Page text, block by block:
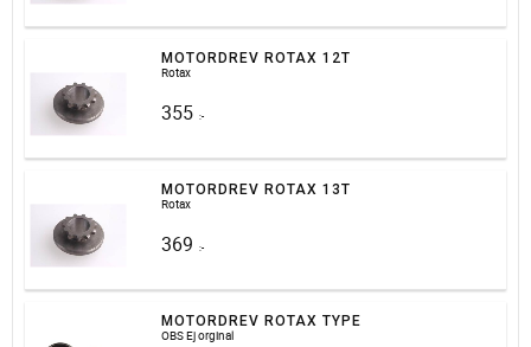
MOTORDREV ROTAX 12T
Rotax
355 :-
MOTORDREV ROTAX 13T
Rotax
369 :-
MOTORDREV ROTAX TYPE
OBS Ej orginal